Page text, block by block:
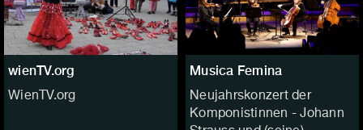
wienTV.org
WienTV.org
Musica Femina
Neujahrskonzert der
Komponistinnen - Johann